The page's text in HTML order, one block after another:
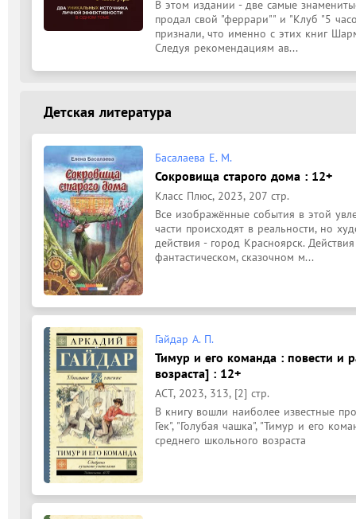
В этом издании - две самые
продал свой "феррари"" и "Клуб "5
признали, что именно с этих книг
Следуя рекомендациям ав...
Детская литература
Басалаева Е. М.
Сокровища старого дома : 12+
Класс Плюс, 2023, 207 стр.
Все изображённые события в этой
части происходят в реальности, но
действия - город Красноярск.
фантастическом, сказочном м...
Гайдар А. П.
Тимур и его команда : повести и
возраста] : 12+
АСТ, 2023, 313, [2] стр.
В книгу вошли наиболее известные
Гек", "Голубая чашка", "Тимур и его
среднего школьного возраста